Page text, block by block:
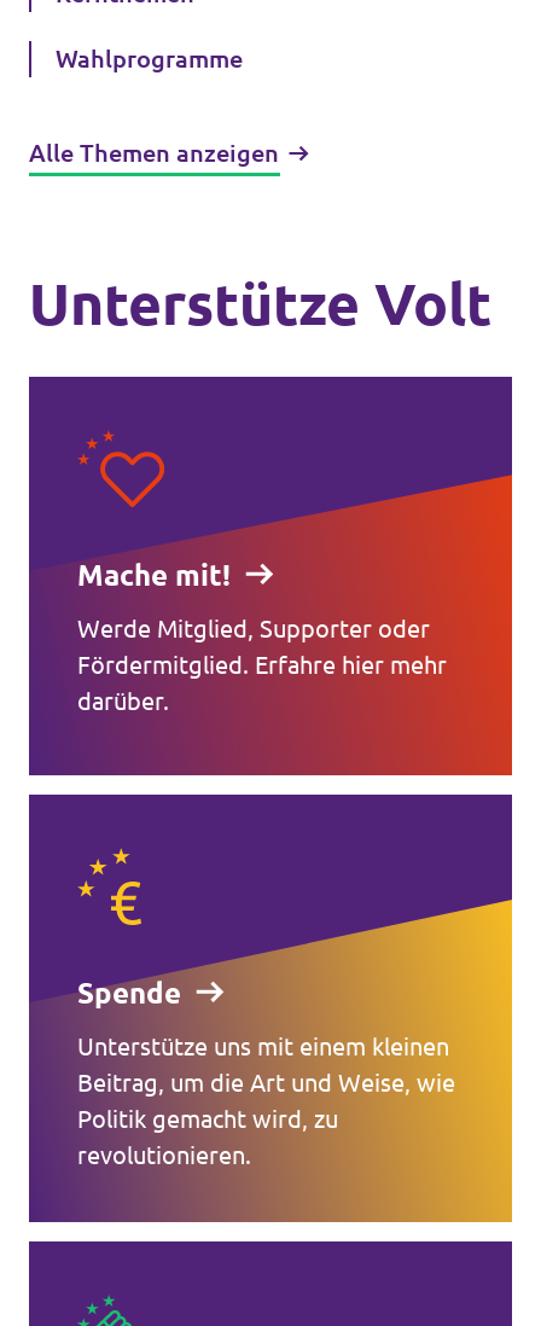
Wahlprogramme
Alle Themen anzeigen
Unterstütze Volt
Mache mit!
Werde Mitglied, Supporter oder
Fördermitglied. Erfahre hier mehr
darüber.
Spende
Unterstütze uns mit einem kleinen
Beitrag, um die Art und Weise, wie
Politik gemacht wird, zu
revolutionieren.